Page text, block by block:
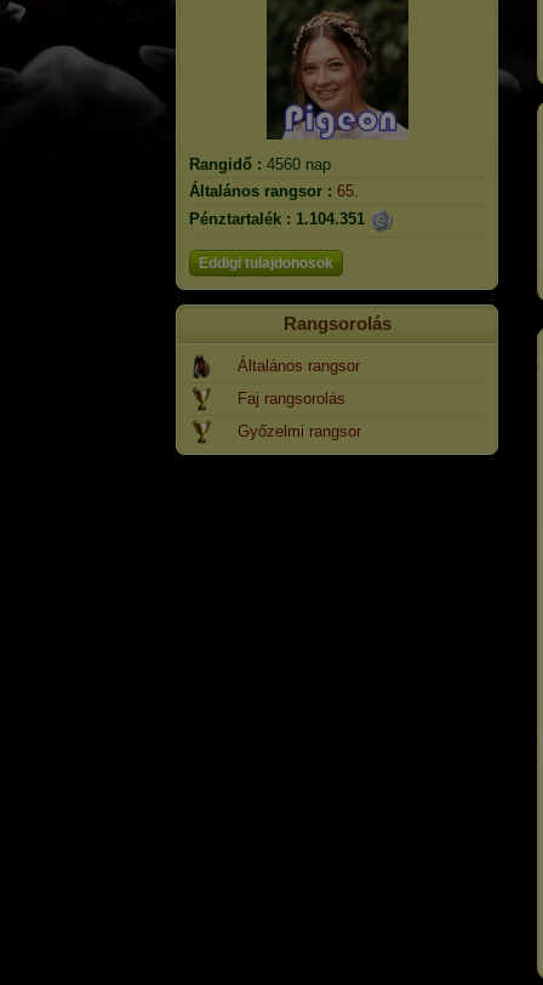
Rangidő : 4560 nap
Általános rangsor : 65.
Pénztartalék : 1.104.351
Eddigi tulajdonosok
Rangsorolás
Általános rangsor
Faj rangsorolás
Győzelmi rangsor